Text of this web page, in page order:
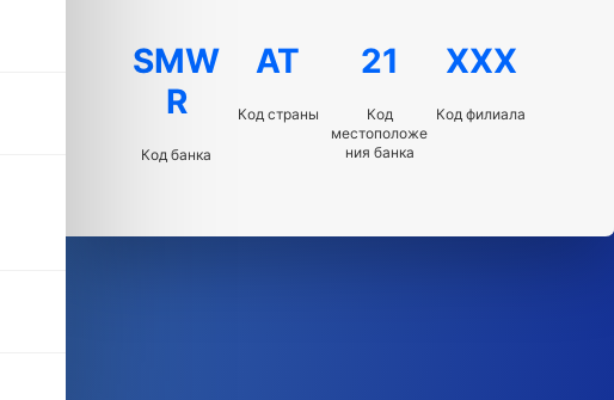
SMW
R
Код банка
AT
Код страны
21
Код
местоположе
ния банка
XXX
Код филиала